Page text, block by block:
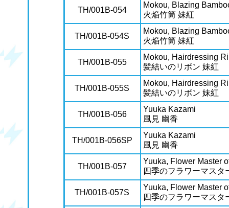
TH/001B-054
Mokou, Blazing
火焔竹筒 妹紅
TH/001B-054S
Mokou, Blazing
火焔竹筒 妹紅
TH/001B-055
Mokou, Hairdressing
髪結いのリボン 妹紅
TH/001B-055S
Mokou, Hairdressing
髪結いのリボン 妹紅
TH/001B-056
Yuuka Kazami
風見 幽香
TH/001B-056SP
Yuuka Kazami
風見 幽香
TH/001B-057
Yuuka, Flower Master
四季のフラワーマスタ
TH/001B-057S
Yuuka, Flower Master
四季のフラワーマスタ